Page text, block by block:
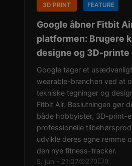
3D PRINT FEATURE
Google åbner Fitbit
platformen: Brugere
designe og 3D-printe
Google tager et
wearable-branchen ved at
tekniske tegninger og
Fitbit Air. Beslutningen gør
både hobbyister, 3D-print-
professionelle
udvikle deres egne remme
den nye fitness-tracker.
5. jun - 21:07 270 0